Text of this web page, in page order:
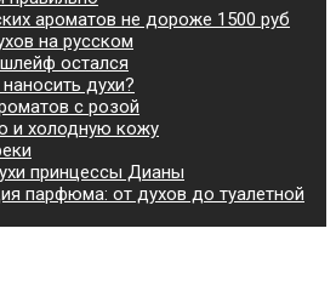
ароматов не дороже 1500 руб
на русском
остался
духи?
с розой
и холодную кожу
принцессы Дианы
парфюма: от духов до туалетной